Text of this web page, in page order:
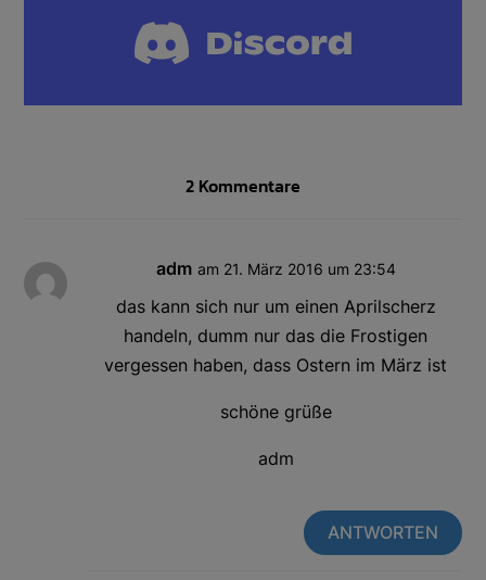
2 Kommentare
adm am 21. März 2016 um 23:54
das kann sich nur um einen Aprilscherz
handeln, dumm nur das die Frostigen
vergessen haben, dass Ostern im März ist
schöne grüße
adm
ANTWORTEN